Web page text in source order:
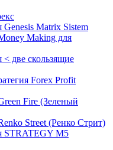
Genesis Matrix Sistem
Making для
< две скользящие
Forex Profit
Fire (Зеленый
Street (Ренко Стрит)
STRATEGY M5